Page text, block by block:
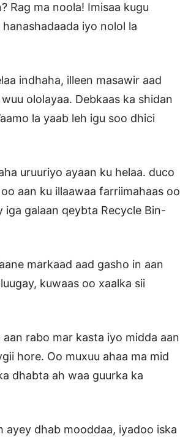
Rag ma noola! Imisaa kugu
iyo nolol la
indhaha, illeen masawir aad
ololayaa. Debkaas ka shidan
la yaab leh igu soo dhici
uruuriyo ayaan ku helaa. duco
aan ku illaawaa farriimahaas oo
iga galaan qeybta Recycle Bin-
markaad aad gasho in aan
kuwaas oo xaalka sii
rabo mar kasta iyo midda aan
hore. Oo muxuu ahaa ma mid
dhabta ah waa guurka ka
ayey dhab mooddaa, iyadoo iska